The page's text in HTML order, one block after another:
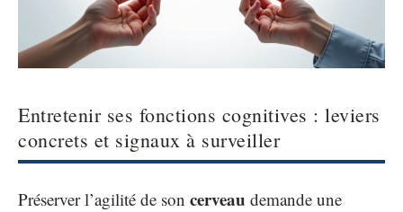
Entretenir ses fonctions cognitives : leviers
concrets et signaux à surveiller
Préserver l’agilité de son cerveau demande une